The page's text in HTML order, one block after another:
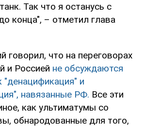
Так что я останусь с
конца", – отметил глава
говорил, что на переговорах
и Россией не обсуждаются
"денацификация" и
навязанные РФ. Все эти
как ультиматумы со
обнародованные для того,